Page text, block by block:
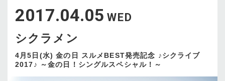
2
3 4 5
16
17
23
24 25 26 27 28
29
31
2017.04.05 WED
シクラメン
4月5日(水) 金の日 スルメBEST発売記念 ♪シクライブ
2017♪ ～金の日！シングルスペシャル！～